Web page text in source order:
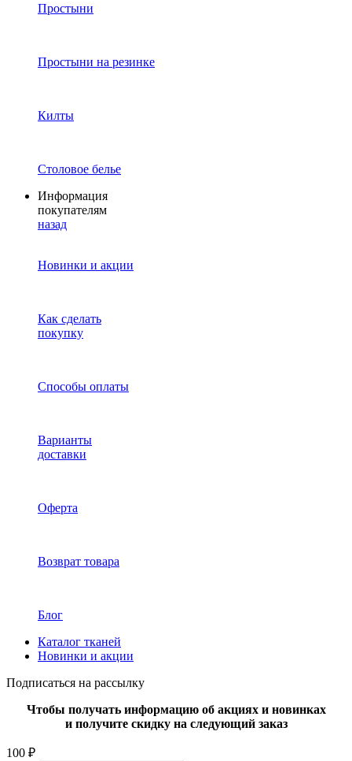
Простыни
Простыни на резинке
Килты
Столовое белье
Информация
покупателям
назад
Новинки и акции
Как сделать
покупку
Способы оплаты
Варианты
доставки
Оферта
Возврат товара
Блог
Каталог тканей
Новинки и акции
Подписаться на рассылку
Чтобы получать информацию об акциях и новинках
и получите скидку на следующий заказ
100 ₽